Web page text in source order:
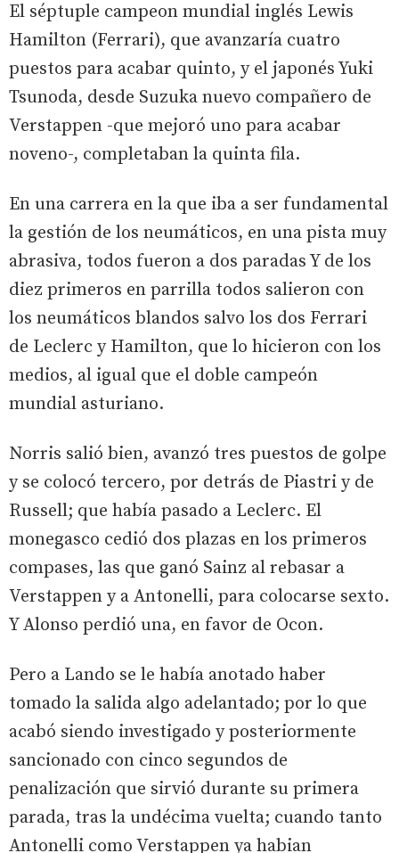
El séptuple campeon mundial inglés Lewis
Hamilton (Ferrari), que avanzaría cuatro
puestos para acabar quinto, y el japonés Yuki
Tsunoda, desde Suzuka nuevo compañero de
Verstappen -que mejoró uno para acabar
noveno-, completaban la quinta fila.
En una carrera en la que iba a ser fundamental
la gestión de los neumáticos, en una pista muy
abrasiva, todos fueron a dos paradas Y de los
diez primeros en parrilla todos salieron con
los neumáticos blandos salvo los dos Ferrari
de Leclerc y Hamilton, que lo hicieron con los
medios, al igual que el doble campeón
mundial asturiano.
Norris salió bien, avanzó tres puestos de golpe
y se colocó tercero, por detrás de Piastri y de
Russell; que había pasado a Leclerc. El
monegasco cedió dos plazas en los primeros
compases, las que ganó Sainz al rebasar a
Verstappen y a Antonelli, para colocarse sexto.
Y Alonso perdió una, en favor de Ocon.
Pero a Lando se le había anotado haber
tomado la salida algo adelantado; por lo que
acabó siendo investigado y posteriormente
sancionado con cinco segundos de
penalización que sirvió durante su primera
parada, tras la undécima vuelta; cuando tanto
Antonelli como Verstappen ya habian